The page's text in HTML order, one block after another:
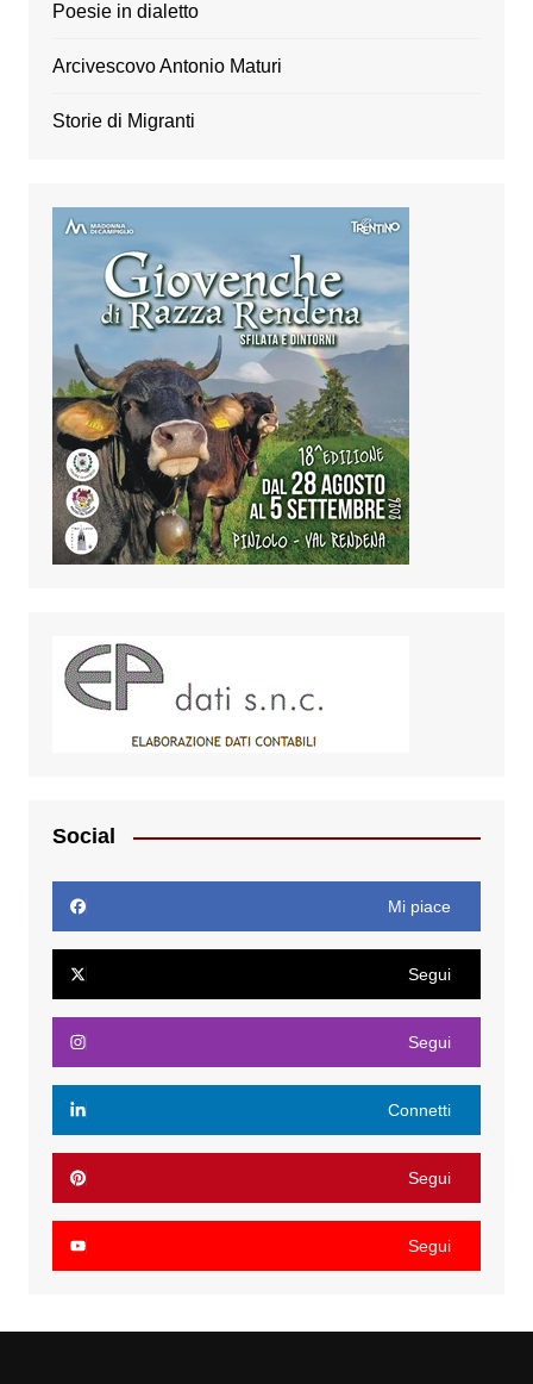
Poesie in dialetto
Arcivescovo Antonio Maturi
Storie di Migranti
Social
Mi piace
Segui
Segui
Connetti
Segui
Segui